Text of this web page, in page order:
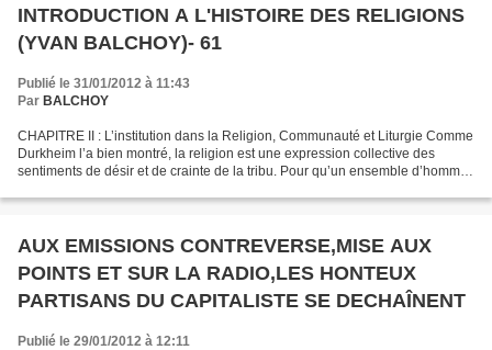
INTRODUCTION A L'HISTOIRE DES RELIGIONS
(YVAN BALCHOY)- 61
Publié le 31/01/2012 à 11:43
Par BALCHOY
CHAPITRE II : L’institution dans la Religion, Communauté et Liturgie Comme
Durkheim l’a bien montré, la religion est une expression collective des
sentiments de désir et de crainte de la tribu. Pour qu’un ensemble d’homme
AUX EMISSIONS CONTREVERSE,MISE AUX
POINTS ET SUR LA RADIO,LES HONTEUX
PARTISANS DU CAPITALISTE SE DECHAÎNENT
Publié le 29/01/2012 à 12:11